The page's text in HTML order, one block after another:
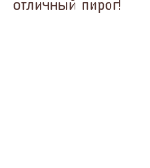
отличный пирог!